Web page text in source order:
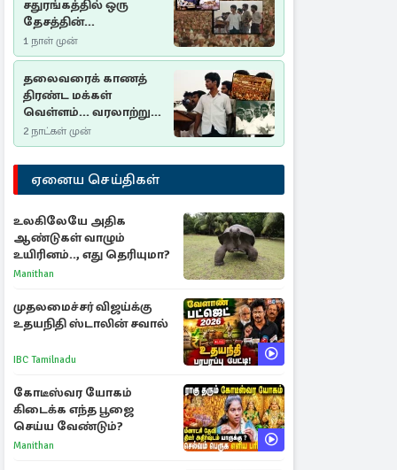
சதுரங்கத்தில் ஒரு
தேசத்தின்
தீர்க்கதரிசனம் :
சுதுமலை பிரகடனம்
ஒரு வரலாற்றுப் பாடம்
1 நாள் முன்
தலைவரைக் காணத்
திரண்ட மக்கள்
வெள்ளம்... வரலாற்றுச்
சிறப்புமிக்க சுதுமலைப்
பிரகடனம்…
2 நாட்கள் முன்
ஏனைய செய்திகள்
உலகிலேயே அதிக
ஆண்டுகள் வாழும்
உயிரினம்.., எது தெரியுமா?
Manithan
முதலமைச்சர் விஜய்க்கு
உதயநிதி ஸ்டாலின் சவால்
IBC Tamilnadu
கோடீஸ்வர யோகம்
கிடைக்க எந்த பூஜை
செய்ய வேண்டும்?
Manithan